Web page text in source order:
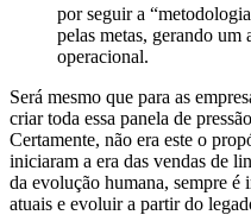
por seguir a
pelas metas, gerando
operacional.
Será mesmo que para as
criar toda essa panela de
Certamente, não era este o
iniciaram a era das vendas de
da evolução humana, sempre é
atuais e evoluir a partir do